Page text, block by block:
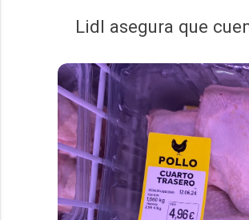
Lidl asegura que